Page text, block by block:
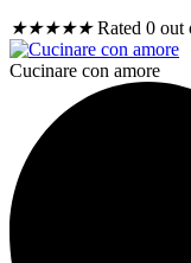
★★★★★ Rated 0 out
Cucinare con amore